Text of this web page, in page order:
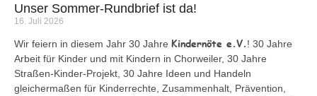
Unser Sommer-Rundbrief ist da!
16. Juli 2026
Wir feiern in diesem Jahr 30 Jahre Kindernöte e.V.! 30 Jahre
Arbeit für Kinder und mit Kindern in Chorweiler, 30 Jahre
Straßen-Kinder-Projekt, 30 Jahre Ideen und Handeln
gleichermaßen für Kinderrechte, Zusammenhalt, Prävention,